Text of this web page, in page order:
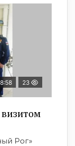
23
Рог»